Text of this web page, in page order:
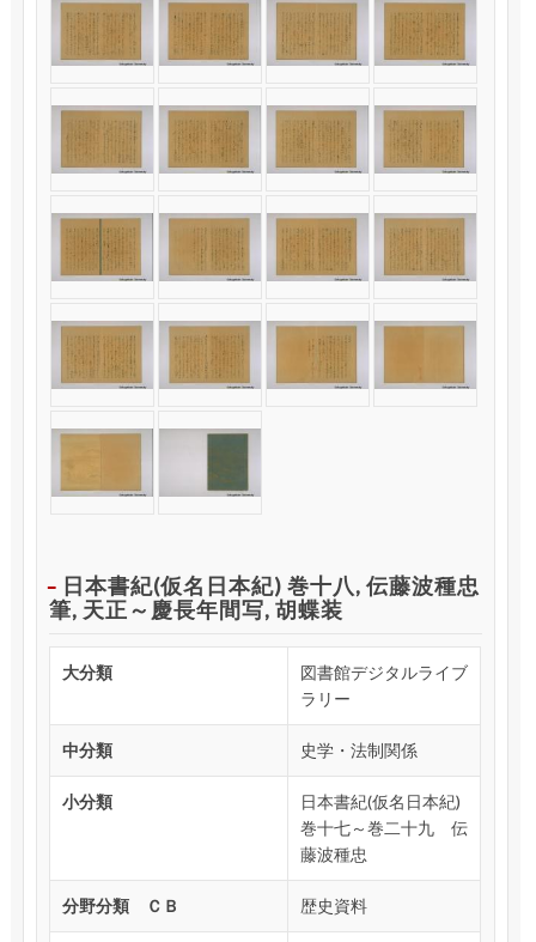
日本書紀(仮名日本紀) 巻十八, 伝藤波種忠
筆, 天正～慶長年間写, 胡蝶装
大分類
図書館デジタルライブ
ラリー
中分類 史学・法制関係
小分類
日本書紀(仮名日本紀)
巻十七～巻二十九 伝
藤波種忠
分野分類 ＣＢ 歴史資料